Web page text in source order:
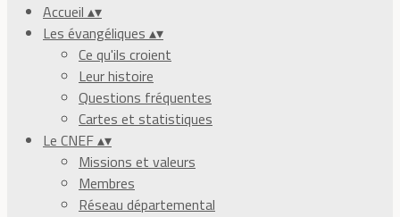
Accueil ▴▾
Les évangéliques ▴▾
Ce qu'ils croient
Leur histoire
Questions fréquentes
Cartes et statistiques
Le CNEF▴▾
Missions et valeurs
Membres
Réseau départemental